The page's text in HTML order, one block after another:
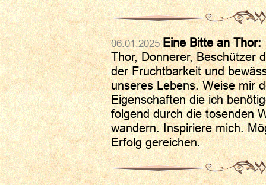
06.01.2025Eine Bitte an Thor:
Thor, Donnerer, Beschützer
der Fruchtbarkeit und
unseres Lebens. Weise mir
Eigenschaften die ich
folgend durch die tosenden
wandern. Inspiriere mich.
Erfolg gereichen.